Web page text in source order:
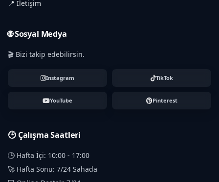
📍 İletişim
🌐 Sosyal Medya
🎬 Bizi takip edebilirsin.
Instagram TikTok
YouTube Pinterest
🕒 Çalışma Saatleri
🕒 Hafta İçi: 10:00 - 17:00
🚀 Hafta Sonu: 7/24 Sahada